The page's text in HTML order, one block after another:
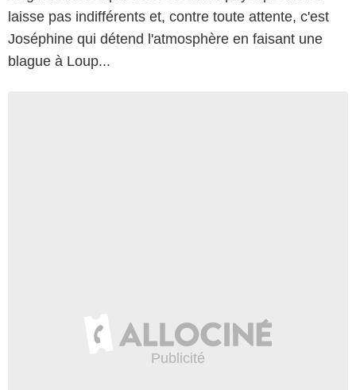
laisse pas indifférents et, contre toute attente, c'est
Joséphine qui détend l'atmosphère en faisant une
blague à Loup...